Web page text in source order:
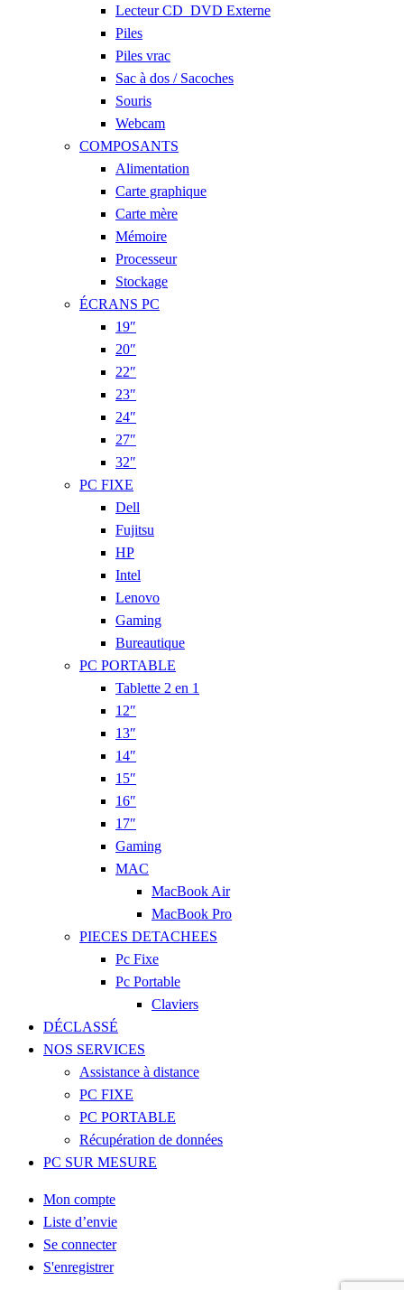
Lecteur CD_DVD Externe
Piles
Piles vrac
Sac à dos / Sacoches
Souris
Webcam
COMPOSANTS
Alimentation
Carte graphique
Carte mère
Mémoire
Processeur
Stockage
ÉCRANS PC
19″
20″
22″
23″
24″
27″
32″
PC FIXE
Dell
Fujitsu
HP
Intel
Lenovo
Gaming
Bureautique
PC PORTABLE
Tablette 2 en 1
12″
13″
14″
15″
16″
17″
Gaming
MAC
MacBook Air
MacBook Pro
PIECES DETACHEES
Pc Fixe
Pc Portable
Claviers
DÉCLASSÉ
NOS SERVICES
Assistance à distance
PC FIXE
PC PORTABLE
Récupération de données
PC SUR MESURE
Mon compte
Liste d’envie
Se connecter
S'enregistrer